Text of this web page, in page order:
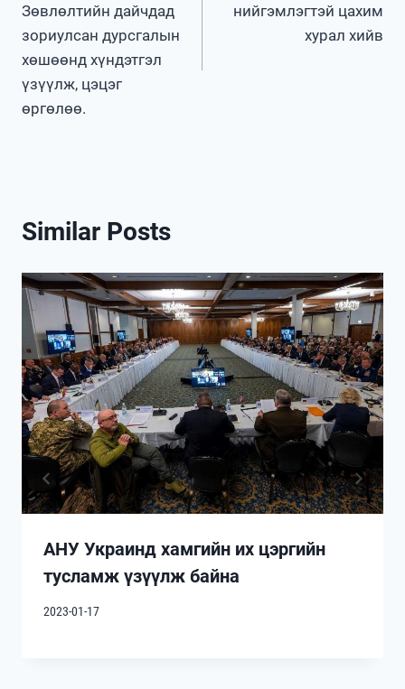
Зөвлөлтийн дайчдад
зориулсан дурсгалын
хөшөөнд хүндэтгэл
үзүүлж, цэцэг
өргөлөө.
нийгэмлэгтэй цахим
хурал хийв
Similar Posts
АНУ Украинд хамгийн их цэргийн
тусламж үзүүлж байна
2023-01-17